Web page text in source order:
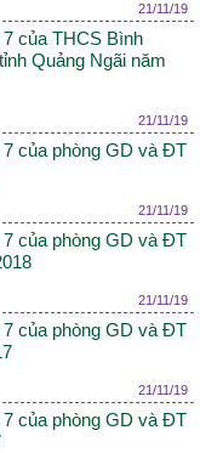
21/11/19
của THCS Bình
Quảng Ngãi năm
21/11/19
của phòng GD và ĐT
21/11/19
của phòng GD và ĐT
21/11/19
của phòng GD và ĐT
21/11/19
của phòng GD và ĐT